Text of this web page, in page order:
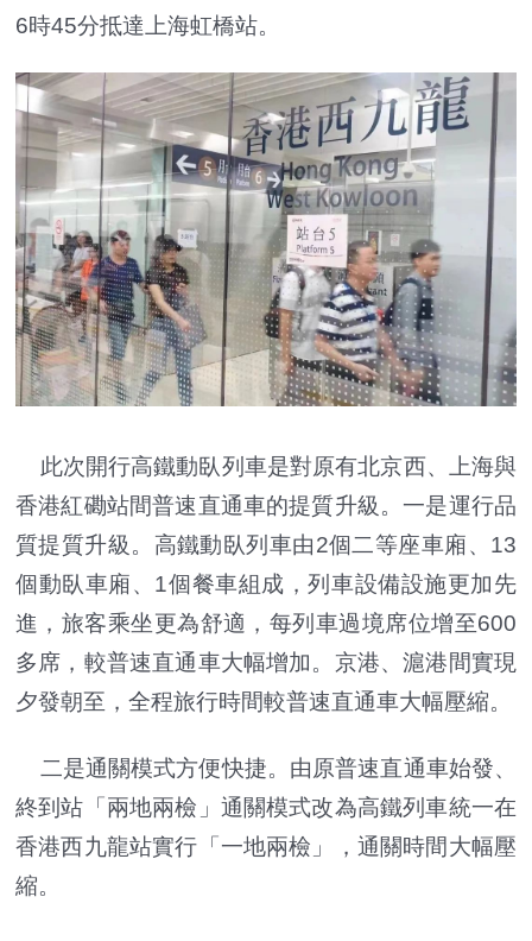
6時45分抵達上海虹橋站。
此次開行高鐵動臥列車是對原有北京西、上海與
香港紅磡站間普速直通車的提質升級。一是運行品
質提質升級。高鐵動臥列車由2個二等座車廂、13
個動臥車廂、1個餐車組成，列車設備設施更加先
進，旅客乘坐更為舒適，每列車過境席位增至600
多席，較普速直通車大幅增加。京港、滬港間實現
夕發朝至，全程旅行時間較普速直通車大幅壓縮。
二是通關模式方便快捷。由原普速直通車始發、
終到站「兩地兩檢」通關模式改為高鐵列車統一在
香港西九龍站實行「一地兩檢」，通關時間大幅壓
縮。